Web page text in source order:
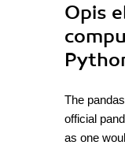
Opis
The
official
as one